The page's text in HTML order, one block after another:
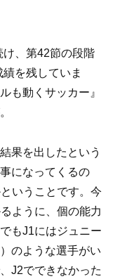
、第42節の段階
を残していま
も動くサッカー』
果を出したという
になってくるの
いうことです。今
ように、個の能力
もJ1にはジュニー
のような選手がい
J2でできなかった